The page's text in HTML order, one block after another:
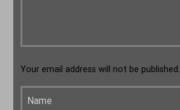
Your email address will not be published.